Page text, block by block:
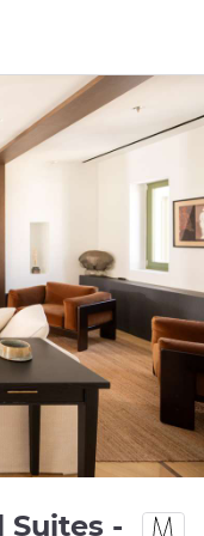
Suites -